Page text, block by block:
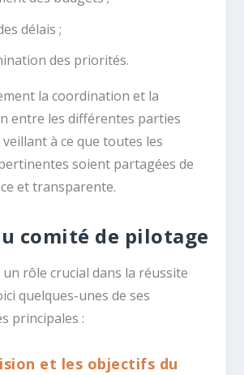
délais ;
des priorités.
la coordination et la
entre les différentes parties
à ce que toutes les
soient partagées de
et transparente.
comité de pilotage
un rôle crucial dans la réussite
quelques-unes de ses
principales :
et les objectifs du